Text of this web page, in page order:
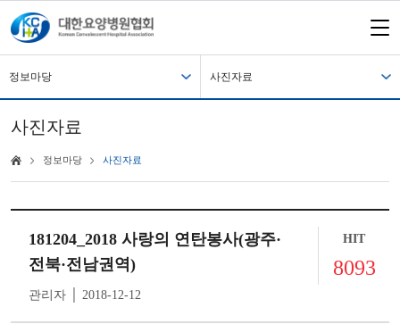
정보마당 사진자료
사진자료
정보마당 사진자료
181204_2018 사랑의 연탄봉사(광주·
전북·전남권역)
관리자 │ 2018-12-12
HIT
8093